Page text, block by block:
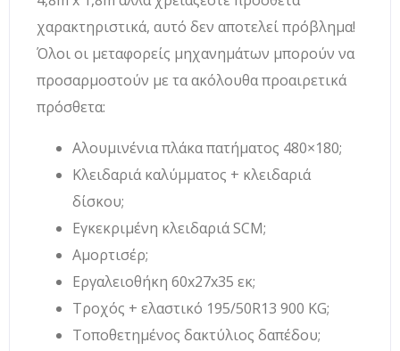
χαρακτηριστικά, αυτό δεν αποτελεί πρόβλημα!
Όλοι οι μεταφορείς μηχανημάτων μπορούν να
προσαρμοστούν με τα ακόλουθα προαιρετικά
πρόσθετα:
Αλουμινένια πλάκα πατήματος 480×180;
Κλειδαριά καλύμματος + κλειδαριά
δίσκου;
Εγκεκριμένη κλειδαριά SCM;
Αμορτισέρ;
Εργαλειοθήκη 60x27x35 εκ;
Τροχός + ελαστικό 195/50R13 900 KG;
Τοποθετημένος δακτύλιος δαπέδου;